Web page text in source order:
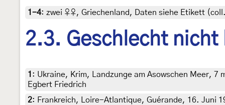
1-4: zwei ♀♀, Griechenland, Daten siehe Etikett
2.3. Geschlecht nicht
1 : Ukraine, Krim, Landzunge am Asowschen Meer,
Egbert Friedrich
2: Frankreich, Loire-Atlantique, Guérande, 16. Juni